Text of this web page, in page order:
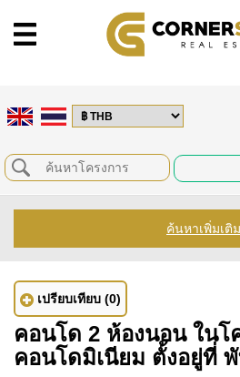
ค้นหาเพิ่มเติม
เปรียบเทียบ (0)
คอนโด 2 ห้องนอน ในโ
คอนโดมิเนียม ตั้งอยู่ที่